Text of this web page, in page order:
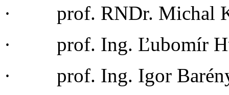
· prof. RNDr. Michal
· prof. Ing. Ľubomír
· prof. Ing. Igor